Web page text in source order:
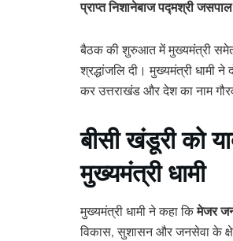
प्राप्त निशानेबाज पद्मश्री जसपाल
बैठक की शुरुआत में मुख्यमंत्री समेत
श्रद्धांजलि दी। मुख्यमंत्री धामी
कर उत्तराखंड और देश का नाम
बीसी खंडूरी को
मुख्यमंत्री धामी
मुख्यमंत्री धामी ने कहा किमेजर
विकास, सुशासन और जनसेवा के